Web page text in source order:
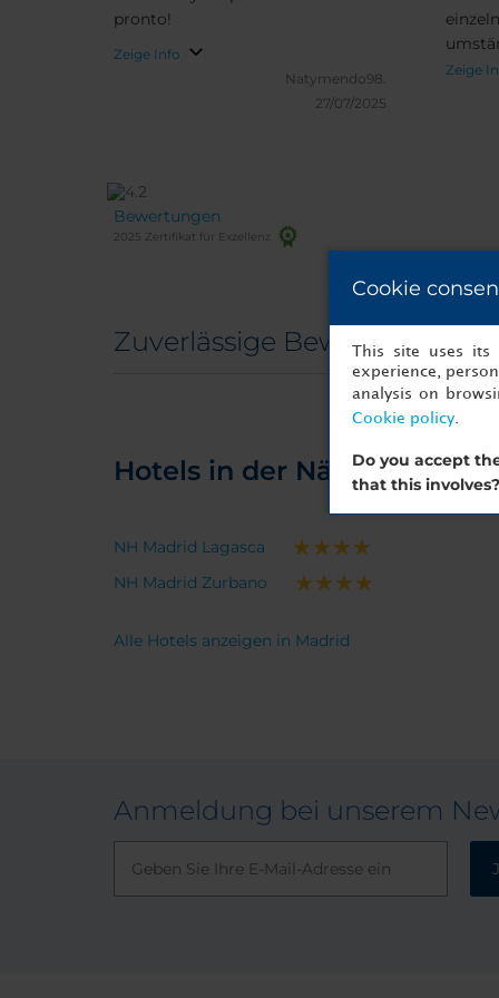
Zeige
pronto!
Zeige Info
Natymendo98.
27/07/2025
Bewertungen
2025 Zertifikat für Exzellenz
Zuverlässige Bewertungen
Hotels in der Nähe
NH Madrid Lagasca
NH Madrid Zurbano
Alle Hotels anzeigen in Madrid
Anmeldung bei unserem
Cookie
This site uses its
experience,
analysis on
Cookie policy.
Do you accept
that this involves?